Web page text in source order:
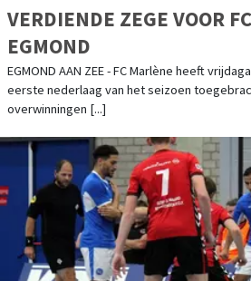
VERDIENDE ZEGE VOOR
EGMOND
EGMOND AAN ZEE - FC Marlène heeft
eerste nederlaag van het seizoen
overwinningen [...]